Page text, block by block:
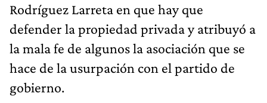
Rodríguez Larreta en que hay que
defender la propiedad privada y atribuyó a
la mala fe de algunos la asociación que se
hace de la usurpación con el partido de
gobierno.